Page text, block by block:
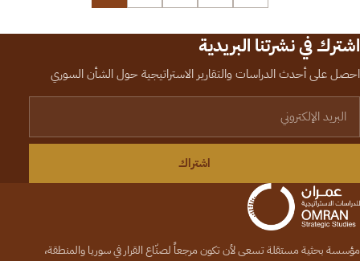
اشترك في نشرتنا البريدية
احصل على أحدث الدراسات والتقارير الاستراتيجية حول الشأن السوري
اشتراك
مؤسسة بحثية مستقلة تسعى لأن تكون مرجعاً لصنّاع القرار في سوريا والمنطقة،